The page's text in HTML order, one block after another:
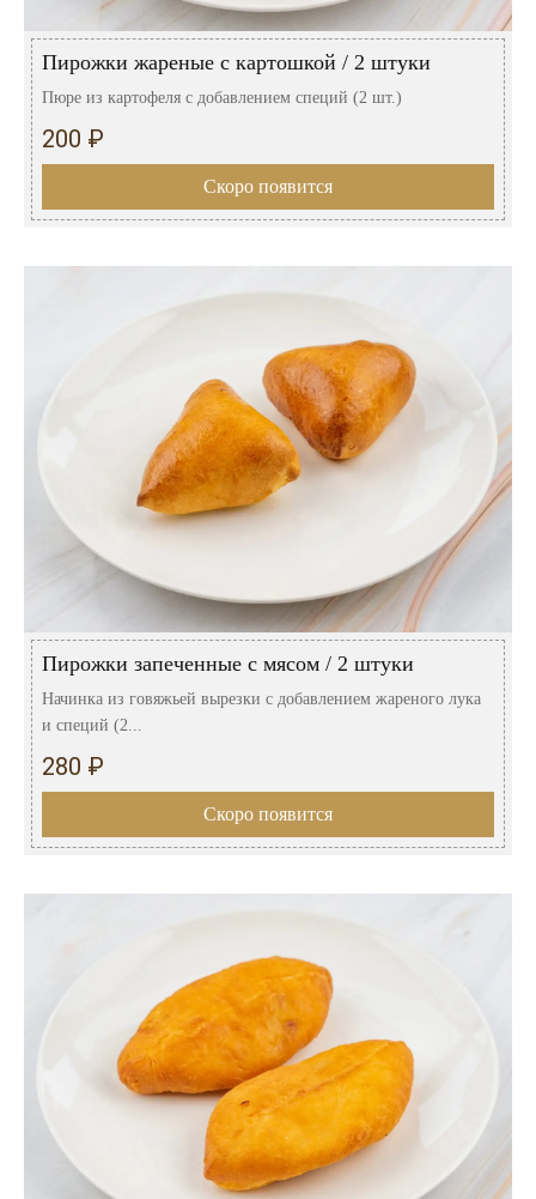
Итальянские вина
Французские вина
Граппа
Водка
Пиво
Пирожки жареные с картошкой / 2 штуки
Пюре из картофеля с добавлением специй (2 шт.)
200 ₽
Скоро появится
Пирожки запеченные с мясом / 2 штуки
Начинка из говяжьей вырезки с добавлением жареного лука
и специй (2...
280 ₽
Скоро появится